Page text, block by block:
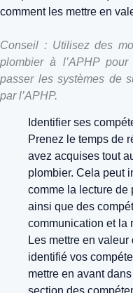
comment les mettre en
Conseil : Utilisez des
plombier à l’APHP
passer les systèmes de
par l’APHP.
Identifier ses
Prenez le temps de
avez acquises tout
plombier. Cela peut
comme la lecture de
ainsi que des
communication et la
Les mettre en
identifié vos
mettre en avant
section des